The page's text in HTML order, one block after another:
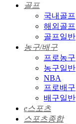
골프
국내골프
해외골프
골프일반
농구/배구
프로농구
농구일반
NBA
프로배구
배구일반
e스포츠
스포츠종합